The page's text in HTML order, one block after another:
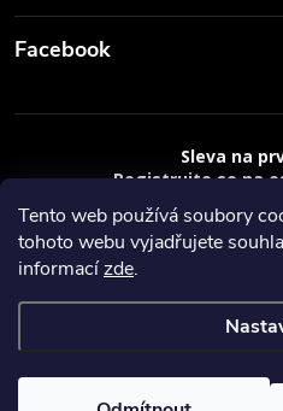
Tento web používá soubory
tohoto webu vyjadřujete
informacízde.
Facebook
Vytvořil
Copyright 2026
VRÁCENÍ 14 DNÍ
Sleva na
Registrujte se na
sleva 100 Kč*
Privacy